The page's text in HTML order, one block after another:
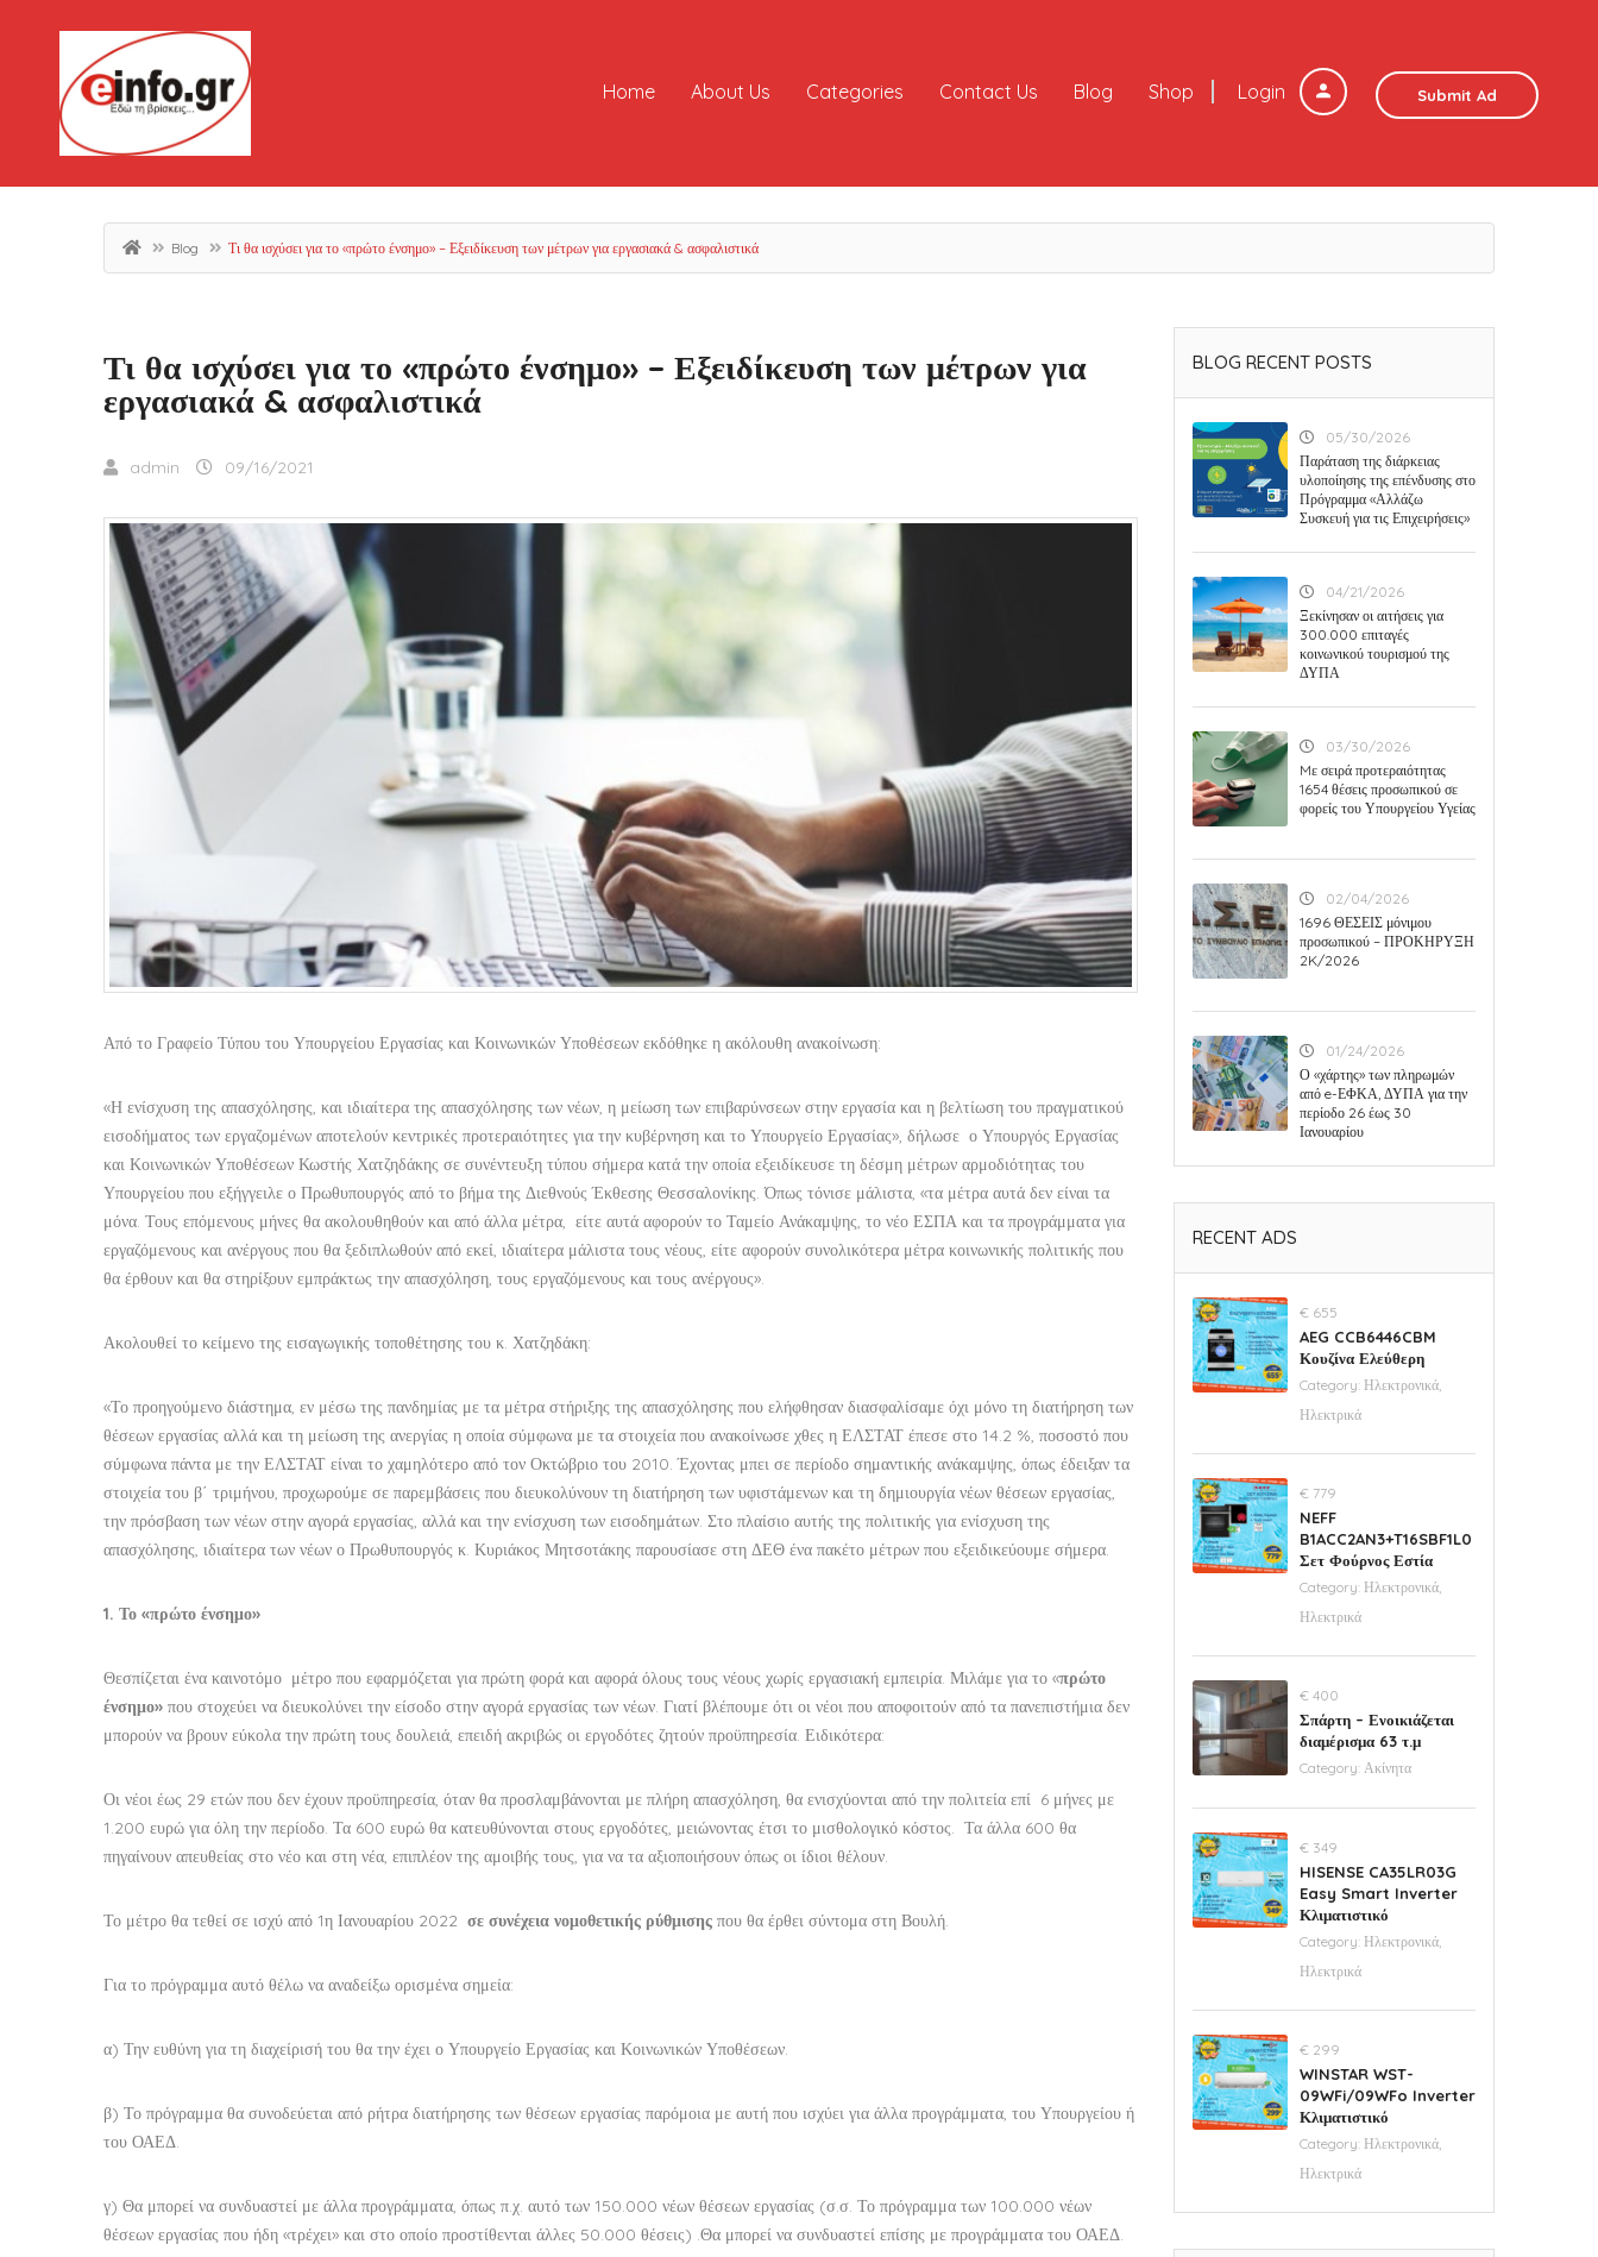
Login Submit Ad
Home About Us Categories Contact Us Blog Shop
Blog Τι θα ισχύσει για το «πρώτο ένσημο» – Εξειδίκευση των μέτρων για εργασιακά & ασφαλιστικά
Τι θα ισχύσει για το «πρώτο ένσημο» – Εξειδίκευση των μέτρων για
εργασιακά & ασφαλιστικά
admin 09/16/2021
Από το Γραφείο Τύπου του Υπουργείου Εργασίας και Κοινωνικών Υποθέσεων εκδόθηκε η ακόλουθη ανακοίνωση:
«Η ενίσχυση της απασχόλησης, και ιδιαίτερα της απασχόλησης των νέων, η μείωση των επιβαρύνσεων στην εργασία και η βελτίωση του πραγματικού
εισοδήματος των εργαζομένων αποτελούν κεντρικές προτεραιότητες για την κυβέρνηση και το Υπουργείο Εργασίας», δήλωσε ο Υπουργός Εργασίας
και Κοινωνικών Υποθέσεων Κωστής Χατζηδάκης σε συνέντευξη τύπου σήμερα κατά την οποία εξειδίκευσε τη δέσμη μέτρων αρμοδιότητας του
Υπουργείου που εξήγγειλε ο Πρωθυπουργός από το βήμα της Διεθνούς Έκθεσης Θεσσαλονίκης. Όπως τόνισε μάλιστα, «τα μέτρα αυτά δεν είναι τα
μόνα. Τους επόμενους μήνες θα ακολουθηθούν και από άλλα μέτρα, είτε αυτά αφορούν το Ταμείο Ανάκαμψης, το νέο ΕΣΠΑ και τα προγράμματα για
εργαζόμενους και ανέργους που θα ξεδιπλωθούν από εκεί, ιδιαίτερα μάλιστα τους νέους, είτε αφορούν συνολικότερα μέτρα κοινωνικής πολιτικής που
θα έρθουν και θα στηρίξουν εμπράκτως την απασχόληση, τους εργαζόμενους και τους ανέργους».
Ακολουθεί το κείμενο της εισαγωγικής τοποθέτησης του κ. Χατζηδάκη:
«Το προηγούμενο διάστημα, εν μέσω της πανδημίας με τα μέτρα στήριξης της απασχόλησης που ελήφθησαν διασφαλίσαμε όχι μόνο τη διατήρηση των
θέσεων εργασίας αλλά και τη μείωση της ανεργίας η οποία σύμφωνα με τα στοιχεία που ανακοίνωσε χθες η ΕΛΣΤΑΤ έπεσε στο 14.2 %, ποσοστό που
σύμφωνα πάντα με την ΕΛΣΤΑΤ είναι το χαμηλότερο από τον Οκτώβριο του 2010. Έχοντας μπει σε περίοδο σημαντικής ανάκαμψης, όπως έδειξαν τα
στοιχεία του β΄ τριμήνου, προχωρούμε σε παρεμβάσεις που διευκολύνουν τη διατήρηση των υφιστάμενων και τη δημιουργία νέων θέσεων εργασίας,
την πρόσβαση των νέων στην αγορά εργασίας, αλλά και την ενίσχυση των εισοδημάτων. Στο πλαίσιο αυτής της πολιτικής για ενίσχυση της
απασχόλησης, ιδιαίτερα των νέων ο Πρωθυπουργός κ. Κυριάκος Μητσοτάκης παρουσίασε στη ΔΕΘ ένα πακέτο μέτρων που εξειδικεύουμε σήμερα.
1. Το «πρώτο ένσημο»
Θεσπίζεται ένα καινοτόμο μέτρο που εφαρμόζεται για πρώτη φορά και αφορά όλους τους νέους χωρίς εργασιακή εμπειρία. Μιλάμε για το «πρώτο
ένσημο» που στοχεύει να διευκολύνει την είσοδο στην αγορά εργασίας των νέων. Γιατί βλέπουμε ότι οι νέοι που αποφοιτούν από τα πανεπιστήμια δεν
μπορούν να βρουν εύκολα την πρώτη τους δουλειά, επειδή ακριβώς οι εργοδότες ζητούν προϋπηρεσία. Ειδικότερα:
Οι νέοι έως 29 ετών που δεν έχουν προϋπηρεσία, όταν θα προσλαμβάνονται με πλήρη απασχόληση, θα ενισχύονται από την πολιτεία επί 6 μήνες με
1.200 ευρώ για όλη την περίοδο. Τα 600 ευρώ θα κατευθύνονται στους εργοδότες, μειώνοντας έτσι το μισθολογικό κόστος. Τα άλλα 600 θα
πηγαίνουν απευθείας στο νέο και στη νέα, επιπλέον της αμοιβής τους, για να τα αξιοποιήσουν όπως οι ίδιοι θέλουν.
Το μέτρο θα τεθεί σε ισχύ από 1η Ιανουαρίου 2022 σε συνέχεια νομοθετικής ρύθμισης που θα έρθει σύντομα στη Βουλή.
Για το πρόγραμμα αυτό θέλω να αναδείξω ορισμένα σημεία:
α) Την ευθύνη για τη διαχείρισή του θα την έχει ο Υπουργείο Εργασίας και Κοινωνικών Υποθέσεων.
β) Το πρόγραμμα θα συνοδεύεται από ρήτρα διατήρησης των θέσεων εργασίας παρόμοια με αυτή που ισχύει για άλλα προγράμματα, του Υπουργείου ή
του ΟΑΕΔ.
γ) Θα μπορεί να συνδυαστεί με άλλα προγράμματα, όπως π.χ. αυτό των 150.000 νέων θέσεων εργασίας (σ.σ. Το πρόγραμμα των 100.000 νέων
θέσεων εργασίας που ήδη «τρέχει» και στο οποίο προστίθενται άλλες 50.000 θέσεις) .Θα μπορεί να συνδυαστεί επίσης με προγράμματα του ΟΑΕΔ.
BLOG RECENT POSTS
05/30/2026
Παράταση της διάρκειας
υλοποίησης της επένδυσης στο
Πρόγραμμα «Αλλάζω
Συσκευή για τις Επιχειρήσεις»
04/21/2026
Ξεκίνησαν οι αιτήσεις για
300.000 επιταγές
κοινωνικού τουρισμού της
ΔΥΠΑ
03/30/2026
Mε σειρά προτεραιότητας
1654 θέσεις προσωπικού σε
φορείς του Υπουργείου Υγείας
02/04/2026
1696 ΘΕΣΕΙΣ μόνιμου
προσωπικού – ΠΡΟΚΗΡΥΞΗ
2K/2026
01/24/2026
Ο «χάρτης» των πληρωμών
από e-ΕΦΚΑ, ΔΥΠΑ για την
περίοδο 26 έως 30
Ιανουαρίου
RECENT ADS
€ 655
AEG CCB6446CBM
Κουζίνα Ελεύθερη
Category: Ηλεκτρονικά,
Ηλεκτρικά
€ 779
NEFF
B1ACC2AN3+T16SBF1L0
Σετ Φούρνος Εστία
Category: Ηλεκτρονικά,
Ηλεκτρικά
€ 400
Σπάρτη – Ενοικιάζεται
διαμέρισμα 63 τ.μ
Category: Ακίνητα
€ 349
HISENSE CA35LR03G
Easy Smart Inverter
Κλιματιστικό
Category: Ηλεκτρονικά,
Ηλεκτρικά
€ 299
WINSTAR WST-
09WFi/09WFo Inverter
Κλιματιστικό
Category: Ηλεκτρονικά,
Ηλεκτρικά